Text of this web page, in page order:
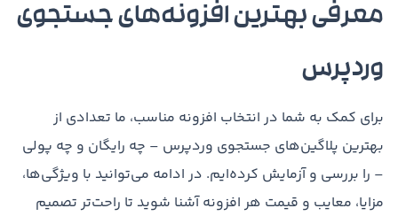
معرفی بهترین افزونه‌های جستجوی
وردپرس
برای کمک به شما در انتخاب افزونه مناسب، ما تعدادی از
بهترین پلاگین‌های جستجوی وردپرس – چه رایگان و چه پولی
– را بررسی و آزمایش کرده‌ایم. در ادامه می‌توانید با ویژگی‌ها،
مزایا، معایب و قیمت هر افزونه آشنا شوید تا راحت‌تر تصمیم